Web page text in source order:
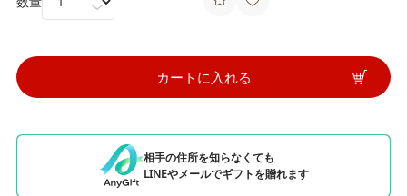
カートに入れる
相手の住所を知らなくても
LINEやメールでギフトを贈れます